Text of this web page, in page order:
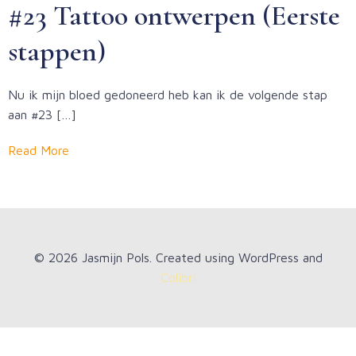
#23 Tattoo ontwerpen (Eerste
stappen)
Nu ik mijn bloed gedoneerd heb kan ik de volgende stap
aan #23 […]
Read More
© 2026 Jasmijn Pols. Created using WordPress and
Colibri